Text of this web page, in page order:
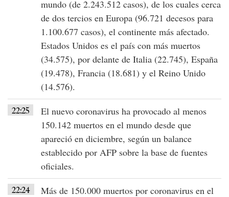
mundo (de 2.243.512 casos), de los cuales cerca
de dos tercios en Europa (96.721 decesos para
1.100.677 casos), el continente más afectado.
Estados Unidos es el país con más muertos
(34.575), por delante de Italia (22.745), España
(19.478), Francia (18.681) y el Reino Unido
(14.576).
22:25
El nuevo coronavirus ha provocado al menos
150.142 muertos en el mundo desde que
apareció en diciembre, según un balance
establecido por AFP sobre la base de fuentes
oficiales.
22:24
Más de 150.000 muertos por coronavirus en el